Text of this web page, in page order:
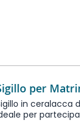
per
in ceralacca
per